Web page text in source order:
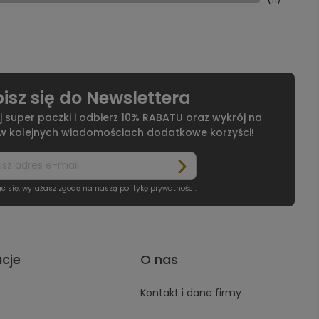
się do Newslettera
paczki i odbierz 10% RABATU oraz wykrój na
kolejnych wiadomościach dodatkowe korzyści!
się, wyrażasz zgodę na naszą politykę prywatności.
O nas
Kontakt i dane firmy